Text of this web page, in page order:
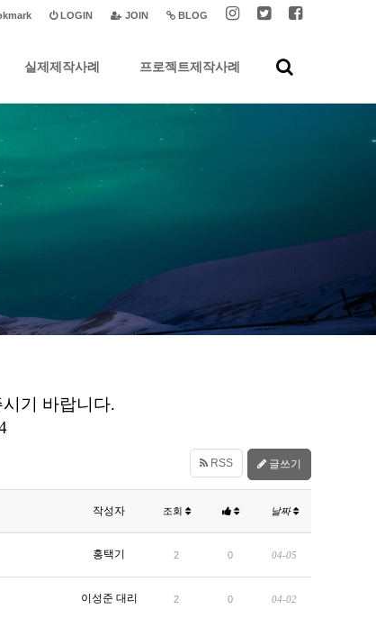
BLOG
JOIN
LOGIN
실제제작사례 프로젝트제작사례
기 바랍니다.
RSS 글쓰기
작성자 조회 날짜
홍택기 2 0 04-05
이성준 대리 2 0 04-02